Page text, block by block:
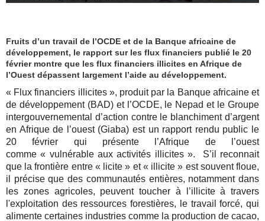
Fruits d’un travail de l’OCDE et de la Banque africaine de
développement, le rapport sur les flux financiers publié le 20
février montre que les flux financiers illicites en Afrique de
l’Ouest dépassent largement l’aide au développement.
« Flux financiers illicites », produit par la Banque africaine et
de développement (BAD) et l’OCDE, le Nepad et le Groupe
intergouvernemental d’action contre le blanchiment d’argent
en Afrique de l’ouest (Giaba) est un rapport rendu public le
20 février qui présente l’Afrique de l’ouest
comme « vulnérable aux activités illicites ». S’il reconnait
que la frontière entre « licite » et « illicite » est souvent floue,
il précise que des communautés entières, notamment dans
les zones agricoles, peuvent toucher à l’illicite à travers
l'exploitation des ressources forestières, le travail forcé, qui
alimente certaines industries comme la production de cacao,